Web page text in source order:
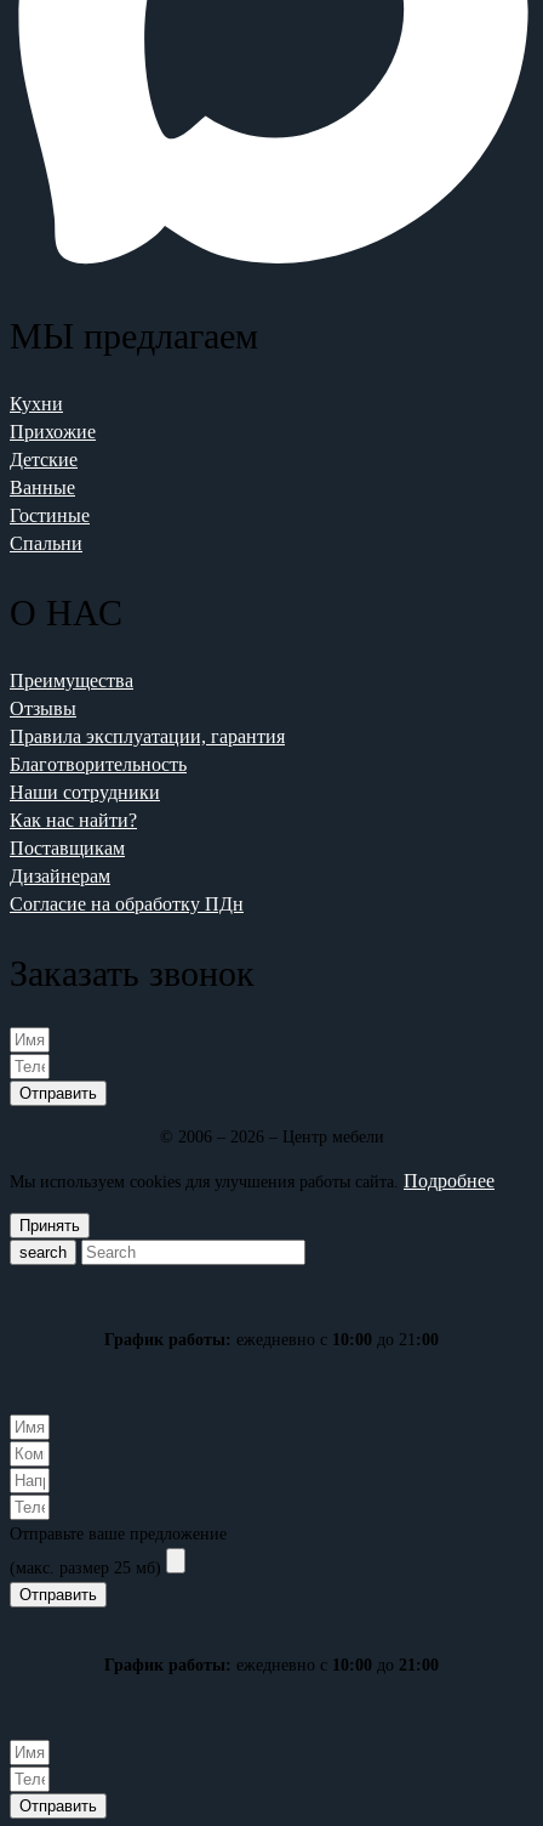
МЫ предлагаем
Кухни
Прихожие
Детские
Ванные
Гостиные
Спальни
О НАС
Преимущества
Отзывы
Правила эксплуатации, гарантия
Благотворительность
Наши сотрудники
Как нас найти?
Поставщикам
Дизайнерам
Согласие на обработку ПДн
Заказать звонок
Отправить
© 2006 – 2026 – Центр мебели
Мы используем cookies для улучшения работы сайта. Подробнее
Принять
search
График работы: ежедневно с 10:00 до 21 :00
Отправьте ваше предложение
(макс. размер 25 мб)
Отправить
График работы: ежедневно с 10:00 до 21:00
Отправить